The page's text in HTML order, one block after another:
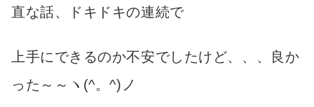
直な話、ドキドキの連続で
上手にできるのか不安でしたけど、、、良か
った～～ヽ(^。^)ノ